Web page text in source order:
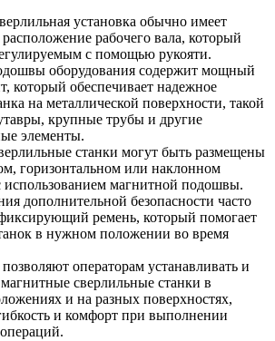
установка обычно имеет
рабочего вала, который
с помощью рукояти.
оборудования содержит мощный
который обеспечивает надежное
на металлической поверхности, такой
крупные трубы и другие
элементы.
станки могут быть размещены
горизонтальном или наклонном
использованием магнитной подошвы.
дополнительной безопасности часто
ремень, который помогает
в нужном положении во время
операторам устанавливать и
магнитные сверлильные станки в
и на разных поверхностях,
и комфорт при выполнении